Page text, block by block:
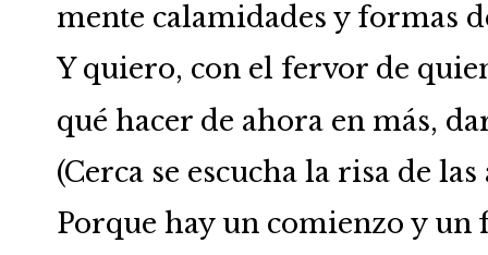
mente calamidades y formas
Y quiero, con el fervor de
qué hacer de ahora en más,
(Cerca se escucha la risa de las
Porque hay un comienzo y